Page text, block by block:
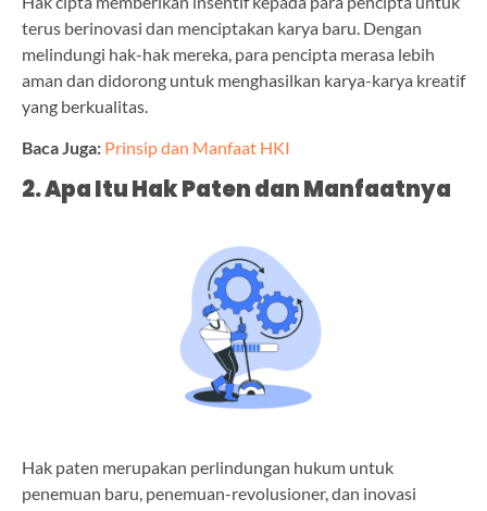
terus berinovasi dan menciptakan karya baru. Dengan
melindungi hak-hak mereka, para pencipta merasa lebih
aman dan didorong untuk menghasilkan karya-karya kreatif
yang berkualitas.
Baca Juga: Prinsip dan Manfaat HKI
2. Apa Itu Hak Paten dan Manfaatnya
Hak paten merupakan perlindungan hukum untuk
penemuan baru, penemuan-revolusioner, dan inovasi